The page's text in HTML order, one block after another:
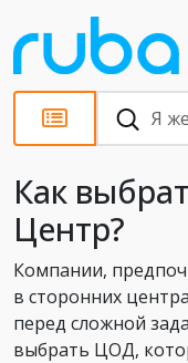
Статьи
Как
Центр?
Компании,
в сторонних
перед сложной
выбрать ЦОД,